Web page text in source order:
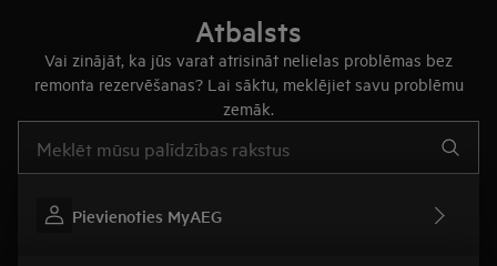
Atbalsts
Vai zinājāt, ka jūs varat atrisināt nelielas problēmas bez
remonta rezervēšanas? Lai sāktu, meklējiet savu problēmu
zemāk.
Pievienoties MyAEG